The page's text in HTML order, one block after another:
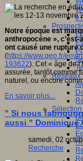
Réseaux
Notre époque est
anthropocène »,
ont causé une rupture
(https://www.geo.fr/
193622). Cet « âge de
assurée, tantôt comme
naturel, ou encore
En savoir plus...
" Si nous
aussi " Dominique
samedi, 02
Recherche